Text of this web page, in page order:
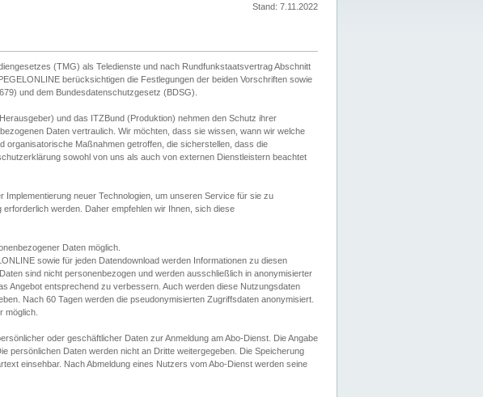
Stand: 7.11.2022
(TMG) als Teledienste und nach Rundfunkstaatsvertrag Abschnitt
berücksichtigen die Festlegungen der beiden Vorschriften sowie
und dem Bundesdatenschutzgesetz (BDSG).
und das ITZBund (Produktion) nehmen den Schutz ihrer
Daten vertraulich. Wir möchten, dass sie wissen, wann wir welche
organisatorische Maßnahmen getroffen, die sicherstellen, dass die
sowohl von uns als auch von externen Dienstleistern beachtet
neuer Technologien, um unseren Service für sie zu
werden. Daher empfehlen wir Ihnen, sich diese
Daten möglich.
sowie für jeden Datendownload werden Informationen zu diesen
sind nicht personenbezogen und werden ausschließlich in anonymisierter
Angebot entsprechend zu verbessern. Auch werden diese Nutzungsdaten
Nach 60 Tagen werden die pseudonymisierten Zugriffsdaten anonymisiert.
möglich.
oder geschäftlicher Daten zur Anmeldung am Abo-Dienst. Die Angabe
persönlichen Daten werden nicht an Dritte weitergegeben. Die Speicherung
einsehbar. Nach Abmeldung eines Nutzers vom Abo-Dienst werden seine